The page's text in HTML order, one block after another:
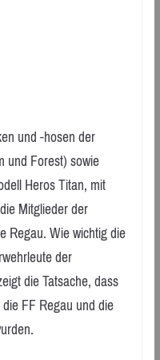
und -hosen der
und Forest) sowie
Heros Titan, mit
Mitglieder der
Regau. Wie wichtig die
der
die Tatsache, dass
FF Regau und die